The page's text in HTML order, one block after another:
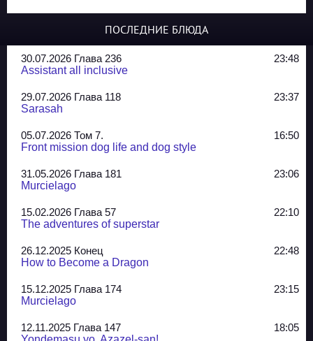
ПОСЛЕДНИЕ БЛЮДА
30.07.2026 Глава 236
23:48
Assistant all inclusive
29.07.2026 Глава 118
23:37
Sarasah
05.07.2026 Том 7.
16:50
Front mission dog life and dog style
31.05.2026 Глава 181
23:06
Murcielago
15.02.2026 Глава 57
22:10
The adventures of superstar
26.12.2025 Конец
22:48
How to Become a Dragon
15.12.2025 Глава 174
23:15
Murcielago
12.11.2025 Глава 147
18:05